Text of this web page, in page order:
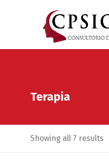
Terapia
Showing all 7 results